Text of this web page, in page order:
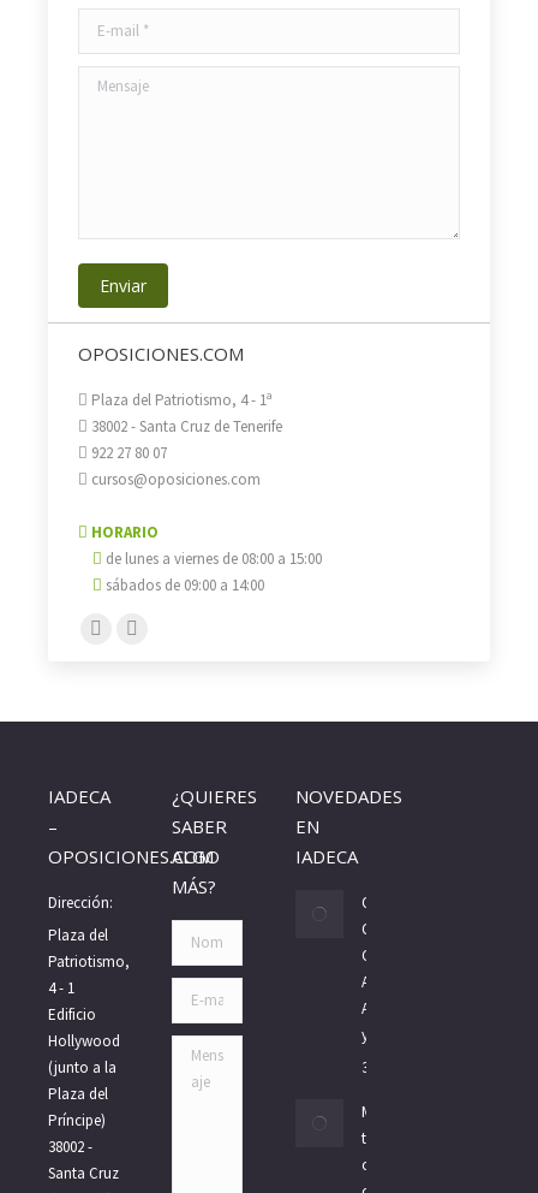
E-mail *
Mensaje
Enviar
OPOSICIONES.COM
Plaza del Patriotismo, 4 - 1ª
38002 - Santa Cruz de Tenerife
922 27 80 07
cursos@oposiciones.com
HORARIO
de lunes a viernes de 08:00 a 15:00
sábados de 09:00 a 14:00
Encuéntranos en:
window window
IADECA
–
OPOSICIONES.COM
Dirección:
Plaza del
Patriotismo,
4 - 1
Edificio
Hollywood
(junto a la
Plaza del
Príncipe)
38002 -
Santa Cruz
¿QUIERES
SABER
ALGO
MÁS?
Nombre *
E-mail *
Mensaje
NOVEDADES
EN
IADECA
Oposiciones
Gobierno de
Canarias 2026:
Auxiliar,
Administrativo
y Subalterno
30/07/2026
Méritos para
tus
oposiciones: